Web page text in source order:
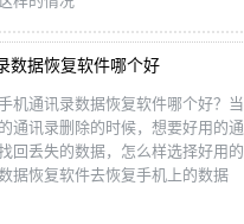
数据恢复软件哪个好
机通讯录数据恢复软件哪个好？当
通讯录删除的时候，想要好用的通
回丢失的数据，怎么样选择好用的
据恢复软件去恢复手机上的数据